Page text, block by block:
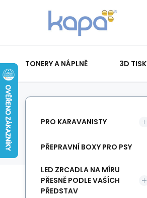
TONERY A NÁPLNĚ 3D TISK
PAPÍR-ETIKETY-BLOKY-OBÁLKY
PRO KARAVANISTY
PŘEPRAVNÍ BOXY PRO PSY
LED ZRCADLA NA MÍRU
PŘESNĚ PODLE VAŠÍCH
PŘEDSTAV